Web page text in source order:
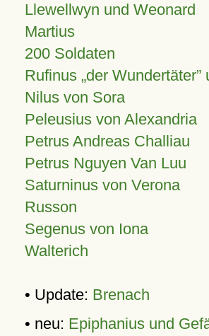
Llewellwyn und Weonard
Martius
200 Soldaten
Rufinus „der Wundertäter”
Nilus von Sora
Peleusius von Alexandria
Petrus Andreas Challiau
Petrus Nguyen Van Luu
Saturninus von Verona
Russon
Segenus von Iona
Walterich
• Update: Brenach
• neu: Epiphanius und